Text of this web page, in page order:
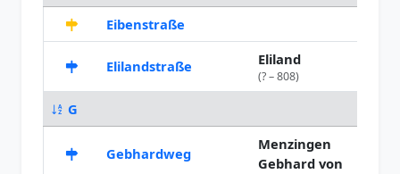
Eibenstraße
Elilandstraße Eliland
(? – 808)
G
Gebhardweg
Menzingen
Gebhard von